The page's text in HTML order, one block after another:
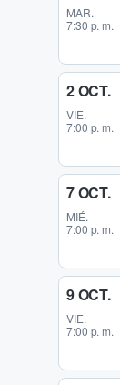
MAR.
7:30 p. m.
2 OCT.
VIE.
7:00 p. m.
7 OCT.
MIÉ.
7:00 p. m.
9 OCT.
VIE.
7:00 p. m.